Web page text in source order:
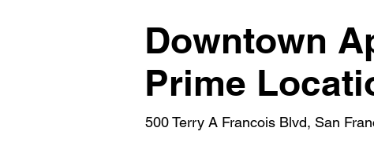
Downtown
Prime
500 Terry A Francois Blvd, San